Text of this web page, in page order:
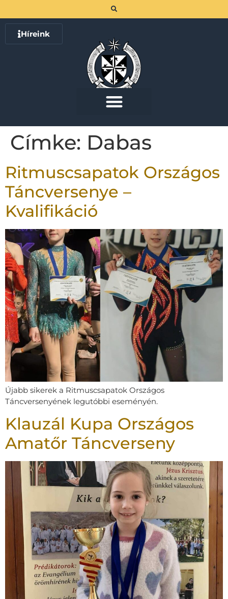
Híreink
Címke: Dabas
Ritmuscsapatok Országos
Táncversenye –
Kvalifikáció
Újabb sikerek a Ritmuscsapatok Országos
Táncversenyének legutóbbi eseményén.
Klauzál Kupa Országos
Amatőr Táncverseny